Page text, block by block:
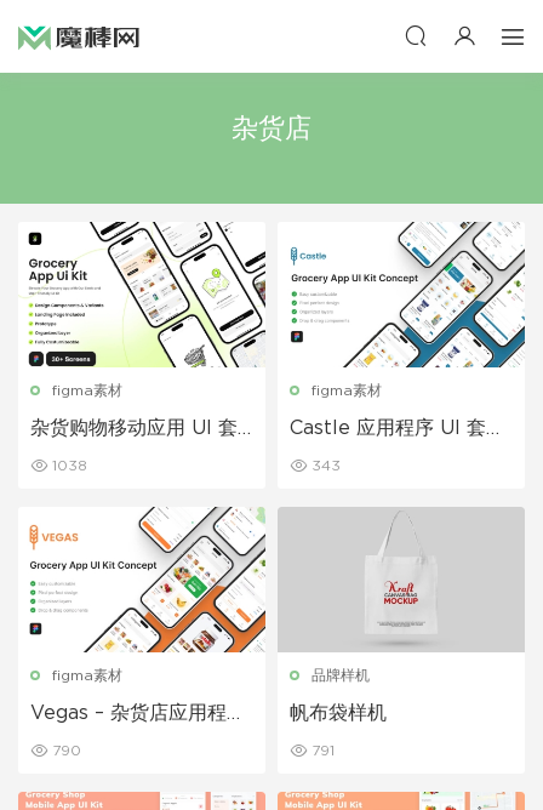
杂货店
figma素材
杂货购物移动应用 UI 套
1038
figma素材
Castle 应用程序 UI 套件
343
figma素材
Vegas – 杂货店应用程序
790
品牌样机
帆布袋样机
791